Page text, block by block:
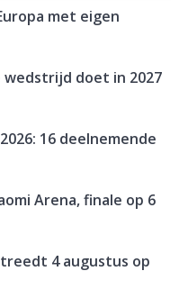
met eigen
wedstrijd doet in 2027
16 deelnemende
Arena, finale op 6
4 augustus op